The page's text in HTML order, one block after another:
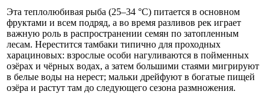
Эта теплолюбивая рыба (25–34 °C) питается в основном
фруктами и всем подряд, а во время разливов рек играет
важную роль в распространении семян по затопленным
лесам. Нерестится тамбаки типично для проходных
харациновых: взрослые особи нагуливаются в пойменных
озёрах и чёрных водах, а затем большими стаями мигрируют
в белые воды на нерест; мальки дрейфуют в богатые пищей
озёра и растут там до следующего сезона размножения.